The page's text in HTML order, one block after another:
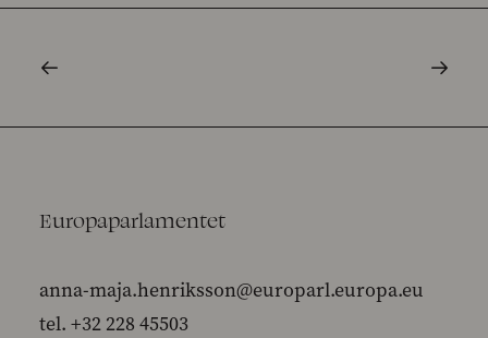
Europaparlamentet
anna-maja.henriksson@europarl.europa.eu
tel. +32 228 45503